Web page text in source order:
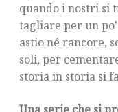
quando i nostri si
tagliare per un
astio né rancore,
soli, per
storia in storia si